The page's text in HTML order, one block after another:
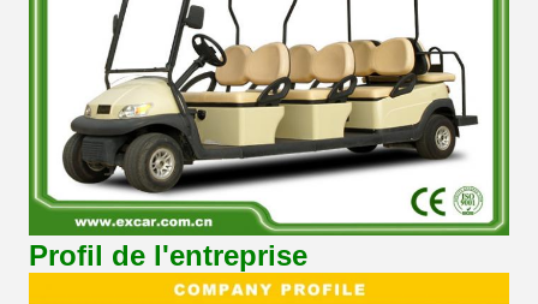
Profil de l'entreprise